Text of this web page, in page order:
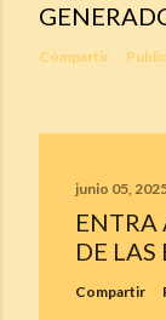
Compartir
junio 05,
ENTRA
DE
Compartir